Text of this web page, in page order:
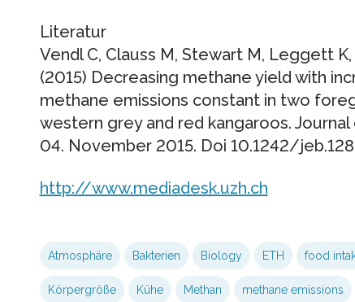
Literatur
Vendl C, Clauss M, Stewart M, Leggett
(2015) Decreasing methane yield with
methane emissions constant in two
western grey and red kangaroos.
04. November 2015. Doi 10.1242/
http://www.mediadesk.uzh.ch
Atmosphäre Bakterien Biology ETH food
Körpergröße Kühe Methan methane emissions